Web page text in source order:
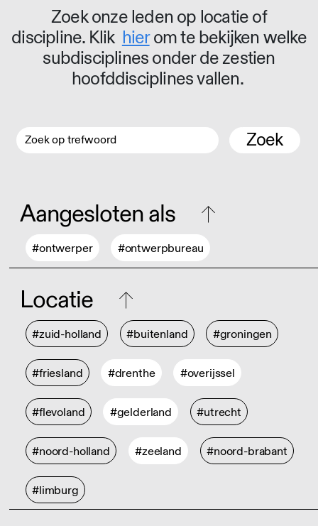
Zoek onze leden op locatie of
discipline. Klik hierom te bekijken welke
subdisciplines onder de zestien
hoofddisciplines vallen.
Zoek
Aangesloten als
#ontwerper #ontwerpbureau
Locatie
#zuid-holland #buitenland #groningen
#friesland #drenthe #overijssel
#flevoland #gelderland #utrecht
#noord-holland #zeeland #noord-brabant
#limburg